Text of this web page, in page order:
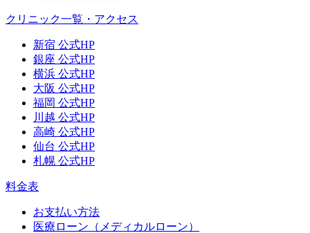
クリニック一覧・アクセス
新宿 公式HP
銀座 公式HP
横浜 公式HP
大阪 公式HP
福岡 公式HP
川越 公式HP
高崎 公式HP
仙台 公式HP
札幌 公式HP
料金表
お支払い方法
医療ローン（メディカルローン）